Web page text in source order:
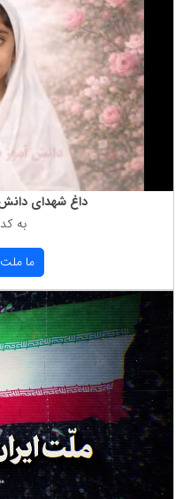
داغ شهدای
به
ما